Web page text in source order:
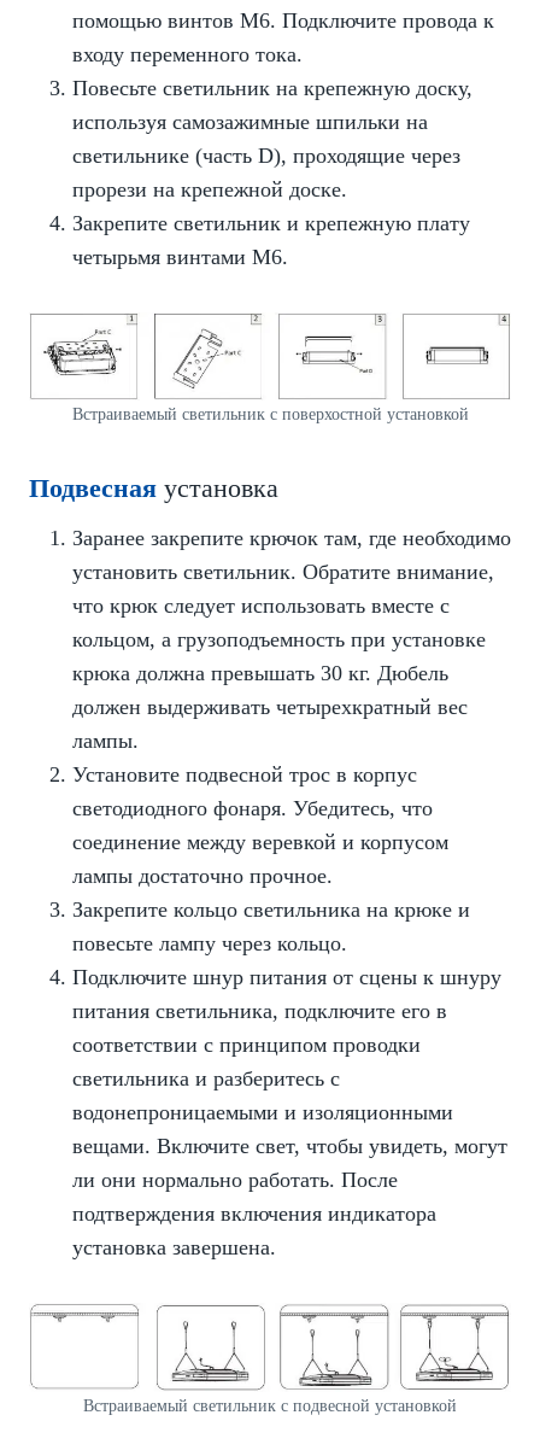
помощью винтов M6. Подключите провода к
входу переменного тока.
Повесьте светильник на крепежную доску,
используя самозажимные шпильки на
светильнике (часть D), проходящие через
прорези на крепежной доске.
Закрепите светильник и крепежную плату
четырьмя винтами M6.
Встраиваемый светильник с поверхостной установкой
Подвесная установка
Заранее закрепите крючок там, где необходимо
установить светильник. Обратите внимание,
что крюк следует использовать вместе с
кольцом, а грузоподъемность при установке
крюка должна превышать 30 кг. Дюбель
должен выдерживать четырехкратный вес
лампы.
Установите подвесной трос в корпус
светодиодного фонаря. Убедитесь, что
соединение между веревкой и корпусом
лампы достаточно прочное.
Закрепите кольцо светильника на крюке и
повесьте лампу через кольцо.
Подключите шнур питания от сцены к шнуру
питания светильника, подключите его в
соответствии с принципом проводки
светильника и разберитесь с
водонепроницаемыми и изоляционными
вещами. Включите свет, чтобы увидеть, могут
ли они нормально работать. После
подтверждения включения индикатора
установка завершена.
Встраиваемый светильник с подвесной установкой